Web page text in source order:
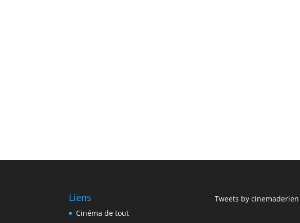
Liens
Cinéma de tout
Tweets by cinemaderien